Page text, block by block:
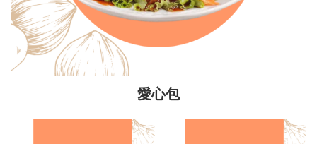
愛心包